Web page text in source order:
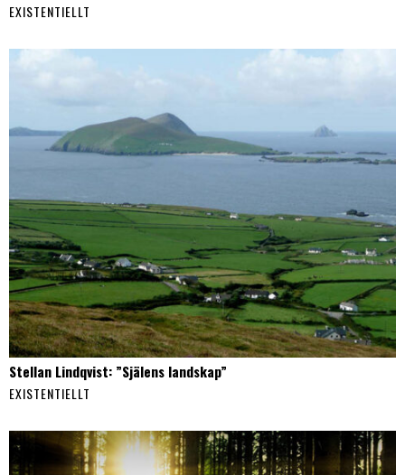
EXISTENTIELLT
Stellan Lindqvist: ”Själens landskap”
EXISTENTIELLT